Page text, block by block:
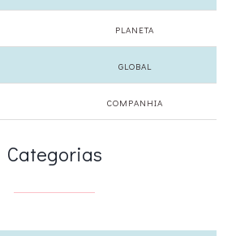
PLANETA
GLOBAL
COMPANHIA
Categorias